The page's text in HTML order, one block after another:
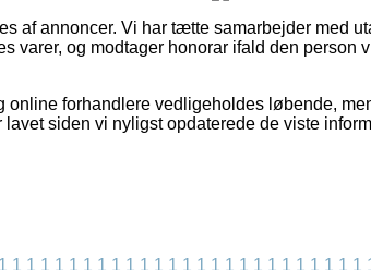
af annoncer. Vi har tætte samarbejder med
varer, og modtager honorar ifald den person
online forhandlere vedligeholdes løbende,
siden vi nyligst opdaterede de viste
1 1 1 1 1 1 1 1 1 1 1 1 1 1 1 1 1 1 1 1 1 1 1 1 1 1